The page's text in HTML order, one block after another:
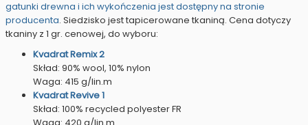
gatunki drewna i ich wykończenia jest dostępny na stronie
producenta. Siedzisko jest tapicerowane tkaniną. Cena dotyczy
tkaniny z 1 gr. cenowej, do wyboru:
Kvadrat Remix 2
Skład: 90% wool, 10% nylon
Waga: 415 g/lin.m
Kvadrat Revive 1
Skład: 100% recycled polyester FR